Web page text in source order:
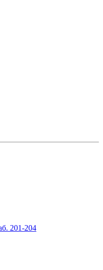
201-204